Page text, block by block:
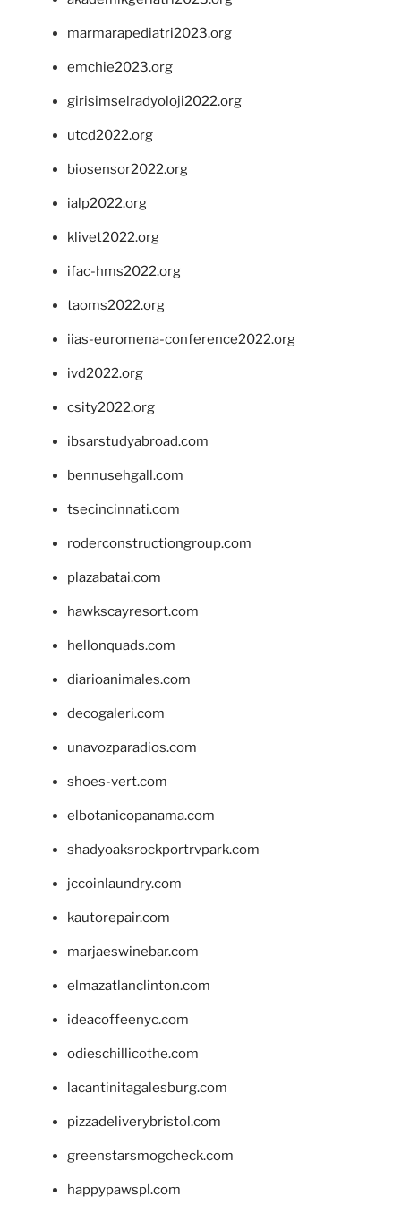
marmarapediatri2023.org
emchie2023.org
girisimselradyoloji2022.org
utcd2022.org
biosensor2022.org
ialp2022.org
klivet2022.org
ifac-hms2022.org
taoms2022.org
iias-euromena-conference2022.org
ivd2022.org
csity2022.org
ibsarstudyabroad.com
bennusehgall.com
tsecincinnati.com
roderconstructiongroup.com
plazabatai.com
hawkscayresort.com
hellonquads.com
diarioanimales.com
decogaleri.com
unavozparadios.com
shoes-vert.com
elbotanicopanama.com
shadyoaksrockportrvpark.com
jccoinlaundry.com
kautorepair.com
marjaeswinebar.com
elmazatlanclinton.com
ideacoffeenyc.com
odieschillicothe.com
lacantinitagalesburg.com
pizzadeliverybristol.com
greenstarsmogcheck.com
happypawspl.com